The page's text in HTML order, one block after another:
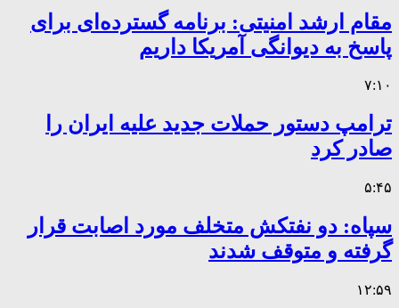
مقام ارشد امنیتی: برنامه گسترده‌ای برای
پاسخ به دیوانگی آمریکا داریم
۷:۱۰
ترامپ دستور حملات جدید علیه ایران را
صادر کرد
۵:۴۵
سپاه: دو نفتکش متخلف مورد اصابت قرار
گرفته و متوقف شدند
۱۲:۵۹